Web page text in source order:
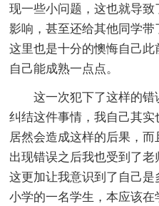
现一些小问题，这也就导
影响，甚至还给其他同学
这里也是十分的懊悔自己
自己能成熟一点点。
这一次犯下了这样的
纠结这件事情，我自己其
居然会造成这样的后果，
出现错误之后我也受到了老
这更加让我意识到了自己
小学的一名学生，本应该